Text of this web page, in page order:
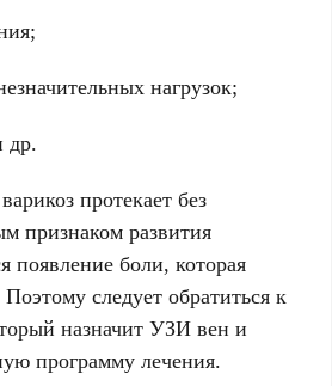
нагрузок;
др.
протекает без
признаком развития
появление боли, которая
следует обратиться к
назначит УЗИ вен и
программу лечения.